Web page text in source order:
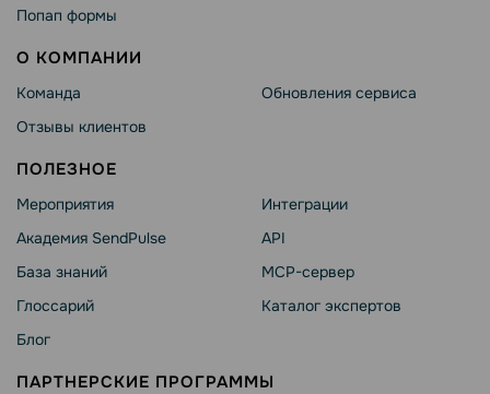
Попап формы
О КОМПАНИИ
Команда
Отзывы клиентов
Обновления сервиса
ПОЛЕЗНОЕ
Мероприятия
Академия SendPulse
База знаний
Глоссарий
Блог
Интеграции
API
MCP-сервер
Каталог экспертов
ПАРТНЕРСКИЕ ПРОГРАММЫ